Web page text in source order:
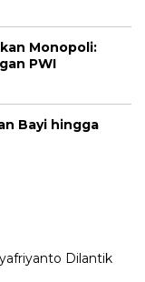
Monopoli:
PWI
Bayi hingga